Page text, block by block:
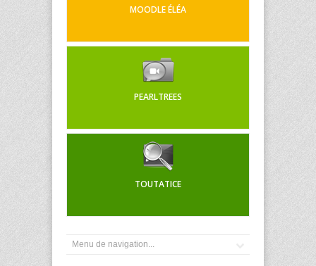
MOODLE ÉLÉA
PEARLTREES
TOUTATICE